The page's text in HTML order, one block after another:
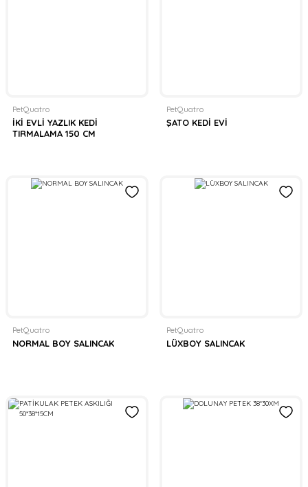
PetQuatro
İKİ EVLİ YAZLIK KEDİ
TIRMALAMA 150 CM
PetQuatro
ŞATO KEDİ EVİ
PetQuatro
NORMAL BOY SALINCAK
PetQuatro
LÜXBOY SALINCAK